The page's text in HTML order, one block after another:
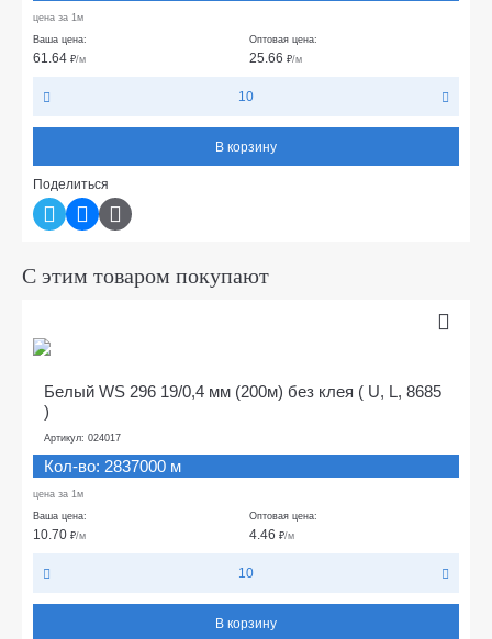
цена за 1м
Ваша цена:
61.64 ₽/м
Оптовая цена:
25.66 ₽/м
10
В корзину
Поделиться
С этим товаром покупают
Белый WS 296 19/0,4 мм (200м) без клея ( U, L, 8685
)
Артикул: 024017
Кол-во: 2837000 м
цена за 1м
Ваша цена:
10.70 ₽/м
Оптовая цена:
4.46 ₽/м
10
В корзину